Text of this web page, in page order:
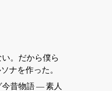
。だから僕ら
ナを作った。
昔物語 ― 素人